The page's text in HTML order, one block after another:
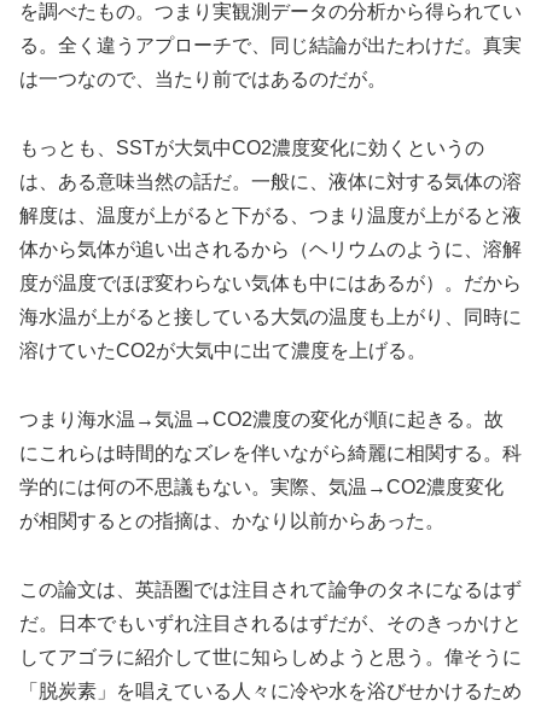
を調べたもの。つまり実観測データの分析から得られてい
る。全く違うアプローチで、同じ結論が出たわけだ。真実
は一つなので、当たり前ではあるのだが。
もっとも、SSTが大気中CO2濃度変化に効くというの
は、ある意味当然の話だ。一般に、液体に対する気体の溶
解度は、温度が上がると下がる、つまり温度が上がると液
体から気体が追い出されるから（ヘリウムのように、溶解
度が温度でほぼ変わらない気体も中にはあるが）。だから
海水温が上がると接している大気の温度も上がり、同時に
溶けていたCO2が大気中に出て濃度を上げる。
つまり海水温→気温→CO2濃度の変化が順に起きる。故
にこれらは時間的なズレを伴いながら綺麗に相関する。科
学的には何の不思議もない。実際、気温→CO2濃度変化
が相関するとの指摘は、かなり以前からあった。
この論文は、英語圏では注目されて論争のタネになるはず
だ。日本でもいずれ注目されるはずだが、そのきっかけと
してアゴラに紹介して世に知らしめようと思う。偉そうに
「脱炭素」を唱えている人々に冷や水を浴びせかけるため